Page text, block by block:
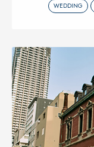
WEDDING